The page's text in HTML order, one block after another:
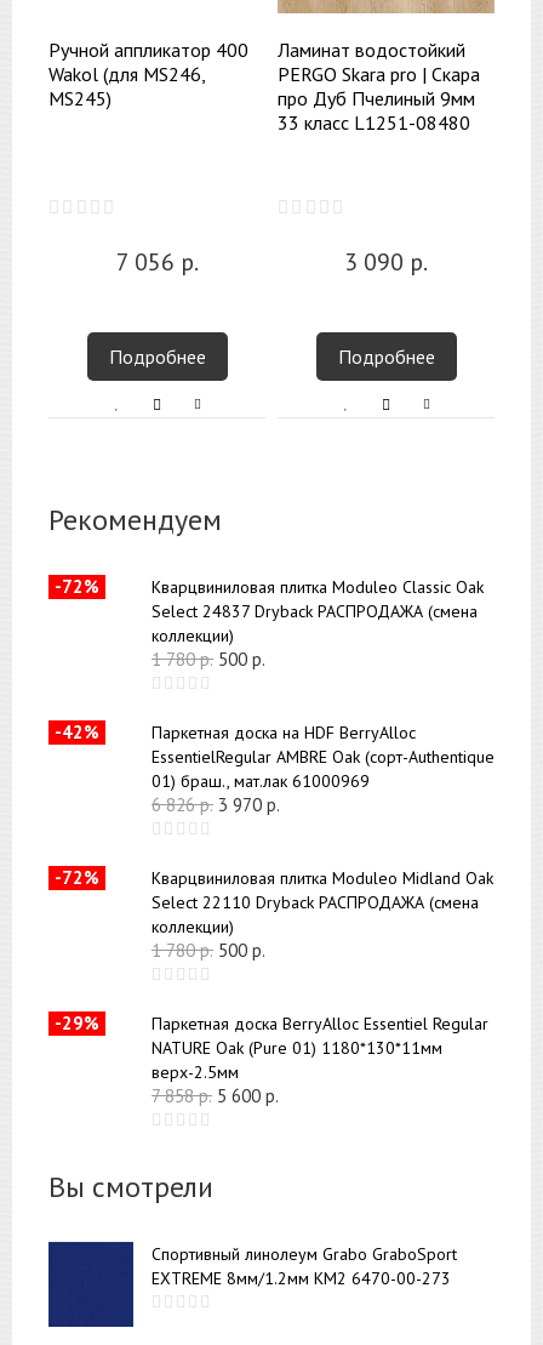
Ручной аппликатор 400
Wakol (для MS246,
MS245)
7 056 р.
Подробнее
Ламинат водостойкий
PERGO Skara pro | Скара
про Дуб Пчелиный 9мм
33 класс L1251-08480
3 090 р.
Подробнее
Рекомендуем
Кварцвиниловая плитка Moduleo Classic Oak
Select 24837 Dryback РАСПРОДАЖА (смена
коллекции)
1 780р. 500 р.
-72%
Паркетная доска на HDF BerryAlloc
EssentielRegular AMBRE Oak (сорт-Authentique
01) браш., мат.лак 61000969
6 826р. 3 970 р.
-42%
Кварцвиниловая плитка Moduleo Midland Oak
Select 22110 Dryback РАСПРОДАЖА (смена
коллекции)
1 780р. 500 р.
-72%
Паркетная доска BerryAlloc Essentiel Regular
NATURE Oak (Pure 01) 1180*130*11мм
верх-2.5мм
7 858р. 5 600 р.
-29%
Вы смотрели
Спортивный линолеум Grabo GraboSport
EXTREME 8мм/1.2мм КМ2 6470-00-273